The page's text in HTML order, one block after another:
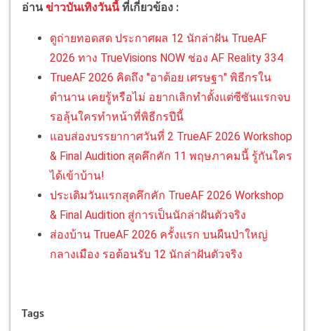
อ่านข่าวบันเทิงวันนี้ ที่เกี่ยวข้อง :
ดูถ่ายทอดสด ประกาศผล 12 นักล่าฝัน TrueAF
2026 ทาง TrueVisions NOW ช่อง AF Reality 334
TrueAF 2026 คิดถึง "อาต้อย เศรษฐา" พิธีกรใน
ตำนาน เคยรู้หรือไม่ อยากเลิกทำตั้งแต่ซีซันแรกจบ
รอลุ้นใครทำหน้าที่พิธีกรปีนี้
แอบส่องบรรยากาศวันที่ 2 TrueAF 2026 Workshop
& Final Audition สุดคึกคัก 11 พฤษภาคมนี้ รู้กันใคร
ได้เข้าบ้าน!
ประเดิมวันแรกสุดคึกคัก TrueAF 2026 Workshop
& Final Audition สู่การเป็นนักล่าฝันตัวจริง
ส่องบ้าน TrueAF 2026 ครั้งแรก บนผืนป่าใหญ่
กลางเมือง รอต้อนรับ 12 นักล่าฝันตัวจริง
Tags